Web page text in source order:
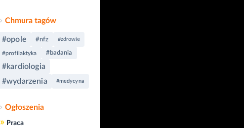
Chmura tagów
#opole #nfz #zdrowie
#profilaktyka #badania
#kardiologia
#wydarzenia
#medycyna
Ogłoszenia
» Praca